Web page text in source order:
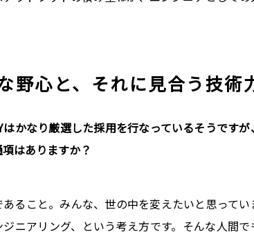
野心と、それに見合う技術
はかなり厳選した採用を行なっているそうです
はありますか？
あること。みんな、世の中を変えたいと思って
ジニアリング、という考え方です。そんな人間